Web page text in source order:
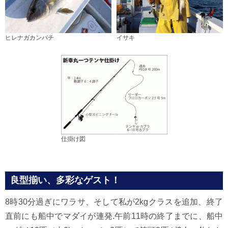
ヒレナガカンパチ イサキ
仕掛け図
良型揃い、多彩なゲスト！
8時30分過ぎにワラサ、そして私が2kgクラスを追加、終了
直前にも船中でマダイが連発.午前11時の終了までに、船中